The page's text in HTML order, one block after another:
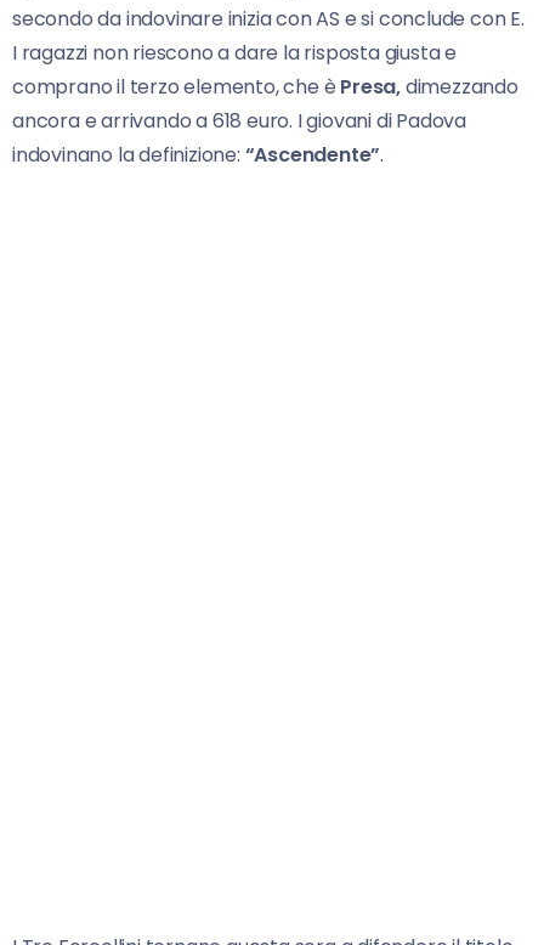
secondo da indovinare inizia con AS e si conclude con E.
I ragazzi non riescono a dare la risposta giusta e
comprano il terzo elemento, che è Presa,dimezzando
ancora e arrivando a 618 euro. I giovani di Padova
indovinano la definizione: “Ascendente”.